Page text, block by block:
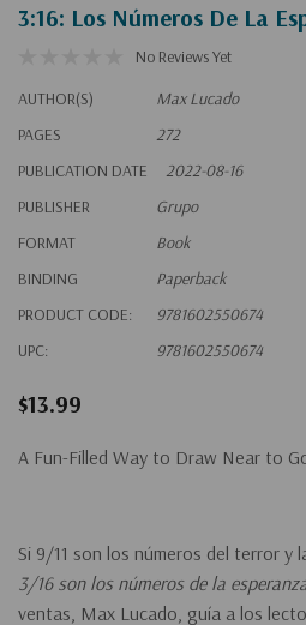
3:16: Los Números De La
No Reviews Yet
AUTHOR(S)
Max Lucado
PAGES
272
PUBLICATION DATE
2022-08-16
PUBLISHER
Grupo
FORMAT
Book
BINDING
Paperback
PRODUCT CODE:
9781602550674
UPC:
9781602550674
$13.99
A Fun-Filled Way to Draw Near to
Si 9/11 son los números del terror y
3/16 son los números de la
ventas, Max Lucado, guía a los